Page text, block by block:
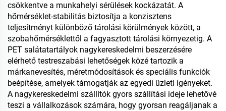
csökkentve a munkahelyi sérülések kockázatát. A
hőmérséklet-stabilitás biztosítja a konzisztens
teljesítményt különböző tárolási körülmények között, a
szobahőmérséklettől a fagyasztott tárolási környezetig. A
PET salátatartályok nagykereskedelmi beszerzésére
elérhető testreszabási lehetőségek közé tartozik a
márkanevesítés, méretmódosítások és speciális funkciók
beépítése, amelyek támogatják az egyedi üzleti igényeket.
A nagykereskedelmi szállítók gyors szállítási ideje lehetővé
teszi a vállalkozások számára, hogy gyorsan reagáljanak a